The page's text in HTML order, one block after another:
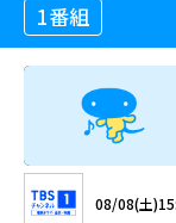
1番組
08/08(土